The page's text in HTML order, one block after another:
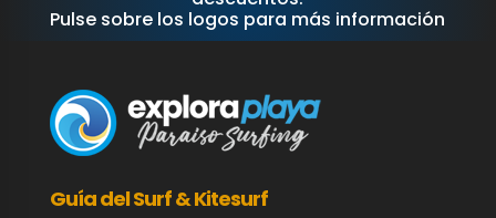
Pulse sobre los logos para más información
Guía del Surf & Kitesurf